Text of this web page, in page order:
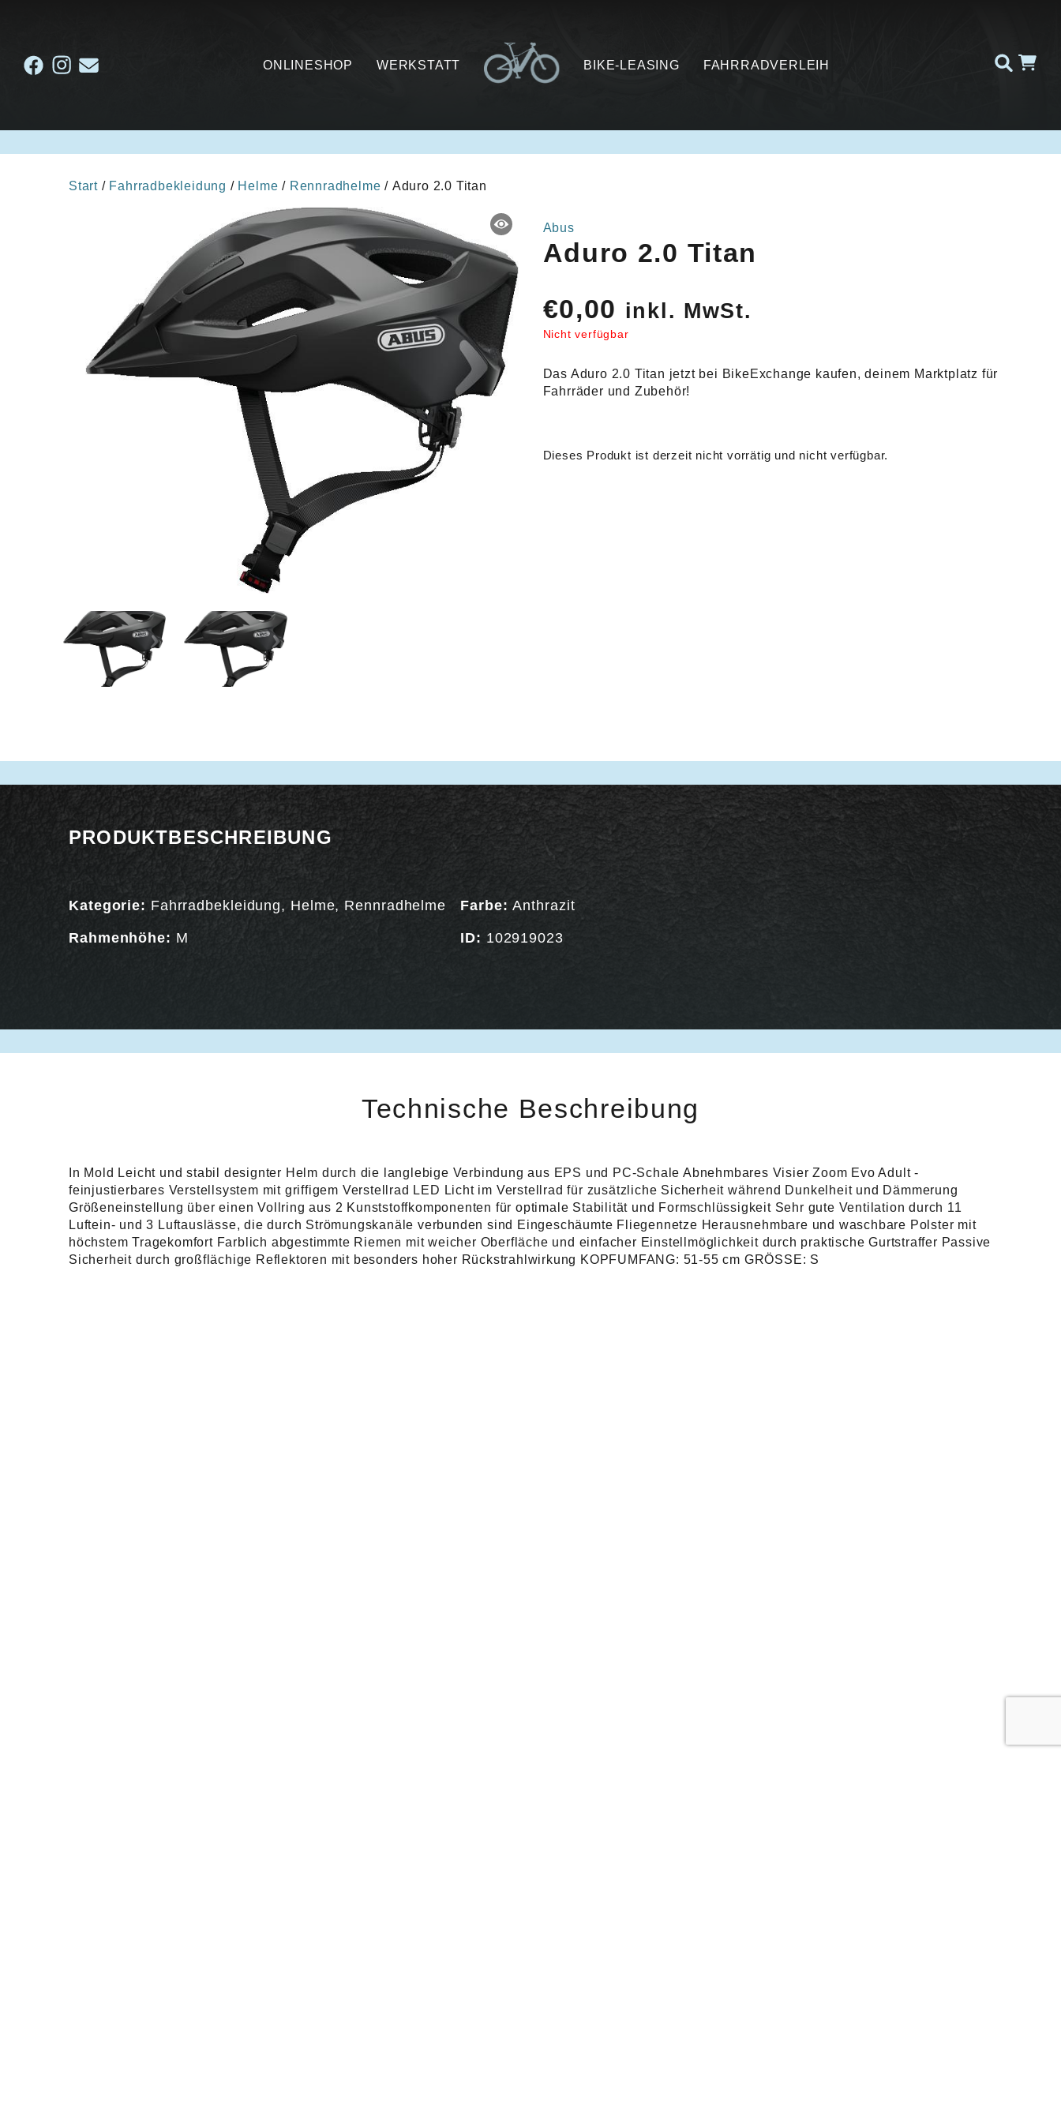
ONLINESHOP WERKSTATT BIKE-LEASING FAHRRADVERLEIH
Start / Fahrradbekleidung / Helme / Rennradhelme / Aduro 2.0 Titan
Abus
Aduro 2.0 Titan
€0,00 inkl. MwSt.
Nicht verfügbar
Das Aduro 2.0 Titan jetzt bei BikeExchange kaufen, deinem Marktplatz für
Fahrräder und Zubehör!
Dieses Produkt ist derzeit nicht vorrätig und nicht verfügbar.
PRODUKTBESCHREIBUNG
Kategorie: Fahrradbekleidung, Helme, Rennradhelme
Rahmenhöhe: M
Farbe: Anthrazit
ID: 102919023
Technische Beschreibung
In Mold Leicht und stabil designter Helm durch die langlebige Verbindung aus EPS und PC-Schale Abnehmbares Visier Zoom Evo Adult -
feinjustierbares Verstellsystem mit griffigem Verstellrad LED Licht im Verstellrad für zusätzliche Sicherheit während Dunkelheit und Dämmerung
Größeneinstellung über einen Vollring aus 2 Kunststoffkomponenten für optimale Stabilität und Formschlüssigkeit Sehr gute Ventilation durch 11
Luftein- und 3 Luftauslässe, die durch Strömungskanäle verbunden sind Eingeschäumte Fliegennetze Herausnehmbare und waschbare Polster mit
höchstem Tragekomfort Farblich abgestimmte Riemen mit weicher Oberfläche und einfacher Einstellmöglichkeit durch praktische Gurtstraffer Passive
Sicherheit durch großflächige Reflektoren mit besonders hoher Rückstrahlwirkung KOPFUMFANG: 51-55 cm GRÖSSE: S